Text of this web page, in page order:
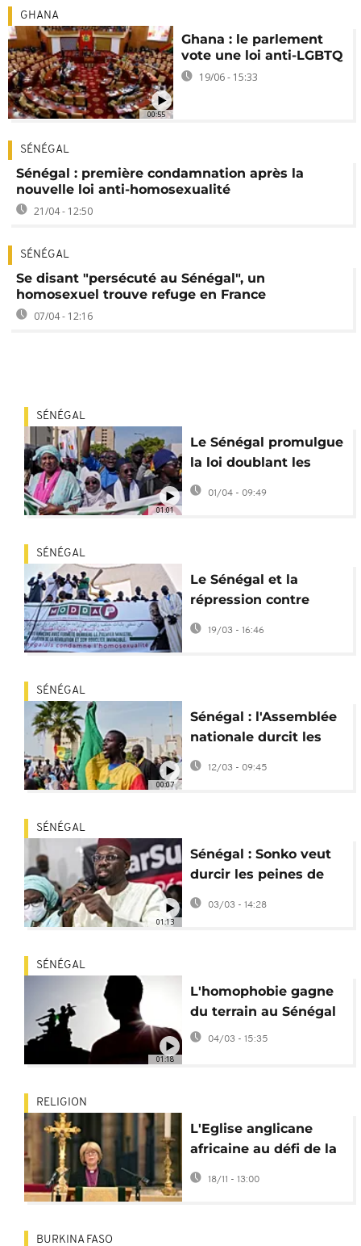
00:55
GHANA
Ghana : le parlement
vote une loi anti-LGBTQ
19/06 - 15:33
SÉNÉGAL
Sénégal : première condamnation après la
nouvelle loi anti-homosexualité
21/04 - 12:50
SÉNÉGAL
Se disant "persécuté au Sénégal", un
homosexuel trouve refuge en France
07/04 - 12:16
01:01
SÉNÉGAL
Le Sénégal promulgue
la loi doublant les
peines contre
l'homosexualité
01/04 - 09:49
SÉNÉGAL
Le Sénégal et la
répression contre
l'homosexualité
19/03 - 16:46
00:07
SÉNÉGAL
Sénégal : l'Assemblée
nationale durcit les
lois antihomosexualité
12/03 - 09:45
01:13
SÉNÉGAL
Sénégal : Sonko veut
durcir les peines de
prison contre
l'homosexualité
03/03 - 14:28
01:18
SÉNÉGAL
L'homophobie gagne
du terrain au Sénégal
04/03 - 15:35
RELIGION
L'Eglise anglicane
africaine au défi de la
question LGBT
18/11 - 13:00
BURKINA FASO